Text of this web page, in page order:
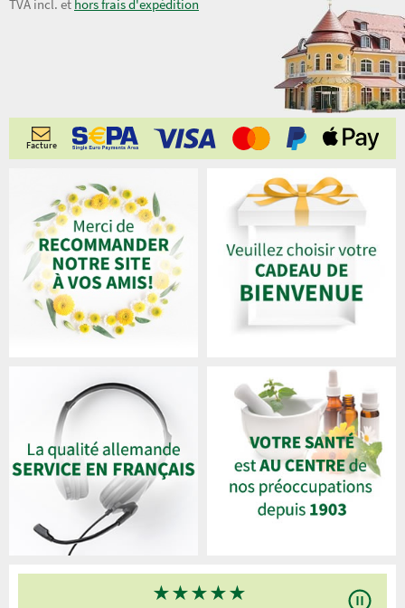
TVA incl. et hors frais d'expédition
Facture
★★★★★